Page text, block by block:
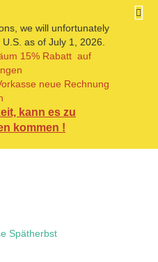
we will unfortunately
as of July 1, 2026.
15% Rabatt auf
neue Rechnung
kann es zu
kommen !
»
Letzter »